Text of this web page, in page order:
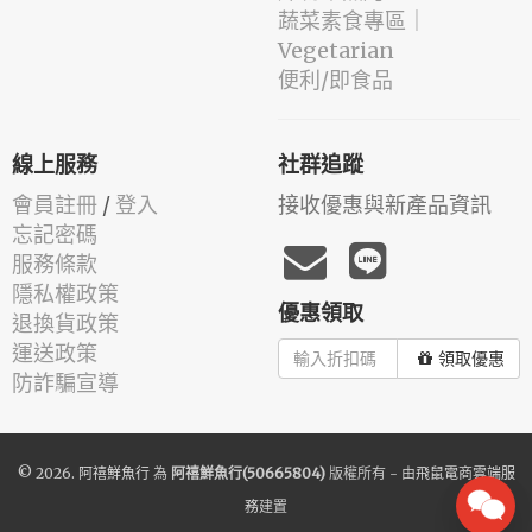
蔬菜素食專區｜
Vegetarian
便利/即食品
線上服務
會員註冊 / 登入
忘記密碼
服務條款
隱私權政策
退換貨政策
運送政策
防詐騙宣導
社群追蹤
接收優惠與新產品資訊
優惠領取
領取優惠
© 2026. 阿禧鮮魚行為 阿禧鮮魚行(50665804)版權所有 - 由飛鼠電商雲端服
務建置